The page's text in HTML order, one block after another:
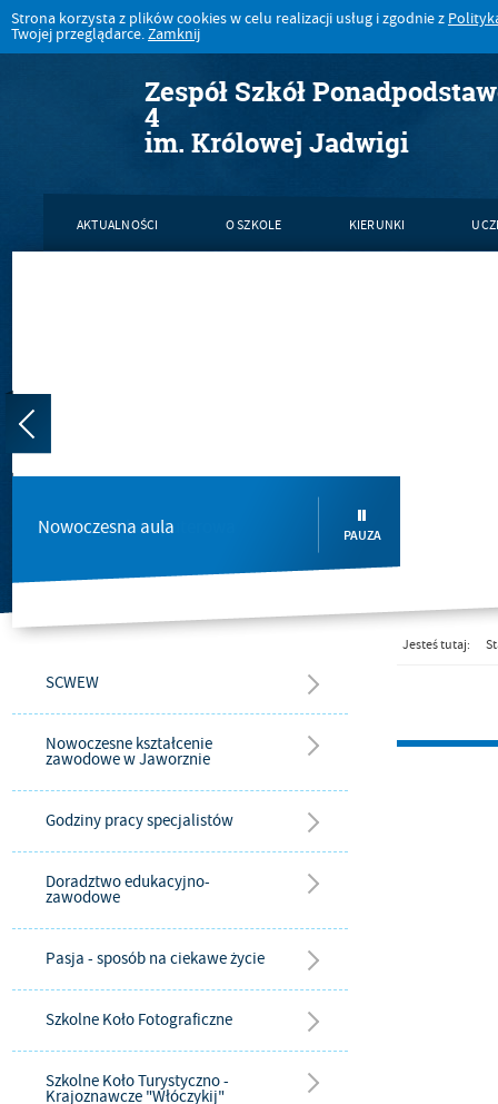
Strona korzysta z plików cookies w celu realizacji usług i zgodnie z
Twojej przeglądarce.Zamknij
Zespół Szkół
4
im. Królowej Jadwigi
AKTUALNOŚCI O SZKOLE KIERUNKI
Pracownia komputerowa PAUZA
SCWEW
Nowoczesne kształcenie
zawodowe w Jaworznie
Godziny pracy specjalistów
Doradztwo edukacyjno-
zawodowe
Pasja - sposób na ciekawe życie
Szkolne Koło Fotograficzne
Szkolne Koło Turystyczno -
Krajoznawcze "Włóczykij"
Jesteś tutaj: